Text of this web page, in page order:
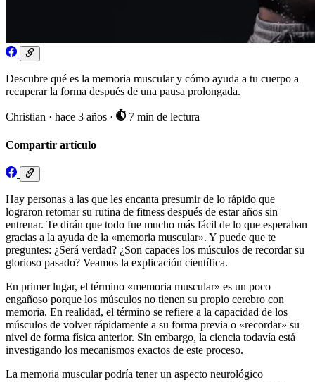
Descubre qué es la memoria muscular y cómo ayuda a tu cuerpo a
recuperar la forma después de una pausa prolongada.
Christian · hace 3 años · 7 min de lectura
Compartir artículo
Hay personas a las que les encanta presumir de lo rápido que
lograron retomar su rutina de fitness después de estar años sin
entrenar. Te dirán que todo fue mucho más fácil de lo que esperaban
gracias a la ayuda de la «memoria muscular». Y puede que te
preguntes: ¿Será verdad? ¿Son capaces los músculos de recordar su
glorioso pasado? Veamos la explicación científica.
En primer lugar, el término «memoria muscular» es un poco
engañoso porque los músculos no tienen su propio cerebro con
memoria. En realidad, el término se refiere a la capacidad de los
músculos de volver rápidamente a su forma previa o «recordar» su
nivel de forma física anterior. Sin embargo, la ciencia todavía está
investigando los mecanismos exactos de este proceso.
La memoria muscular podría tener un aspecto neurológico